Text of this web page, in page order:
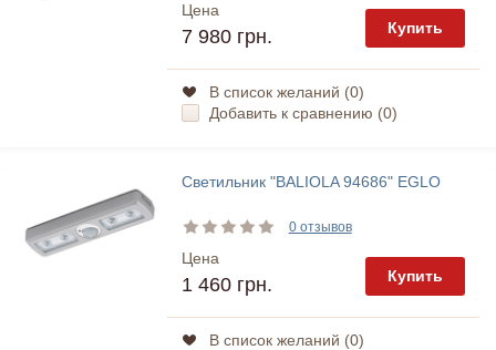
Цена
7 980 грн. Купить
В список желаний (0)
Добавить к сравнению (0)
Светильник "BALIOLA 94686" EGLO
0 отзывов
Цена
1 460 грн. Купить
В список желаний (0)